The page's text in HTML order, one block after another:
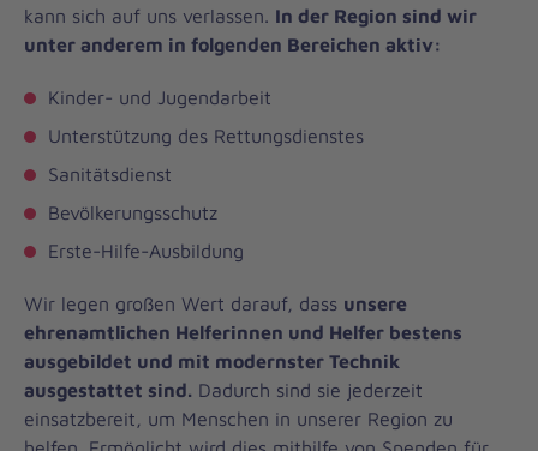
kann sich auf uns verlassen. In der Region sind wir
unter anderem in folgenden Bereichen aktiv:
Kinder- und Jugendarbeit
Unterstützung des Rettungsdienstes
Sanitätsdienst
Bevölkerungsschutz
Erste-Hilfe-Ausbildung
Wir legen großen Wert darauf, dass unsere
ehrenamtlichen Helferinnen und Helfer bestens
ausgebildet und mit modernster Technik
ausgestattet sind. Dadurch sind sie jederzeit
einsatzbereit, um Menschen in unserer Region zu